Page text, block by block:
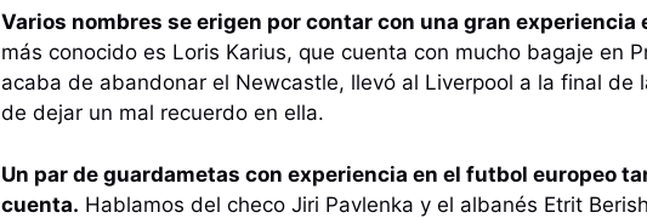
Varios nombres se erigen por contar con una gran experiencia
más conocido es Loris Karius, que cuenta con mucho bagaje en
acaba de abandonar el Newcastle, llevó al Liverpool a la final de
de dejar un mal recuerdo en ella.
Un par de guardametas con experiencia en el futbol europeo
cuenta. Hablamos del checo Jiri Pavlenka y el albanés Etrit